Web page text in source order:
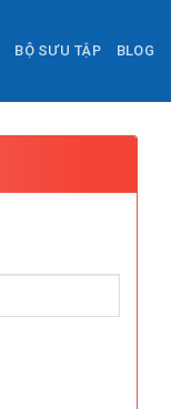
BỘ SƯU TẬP BLOG